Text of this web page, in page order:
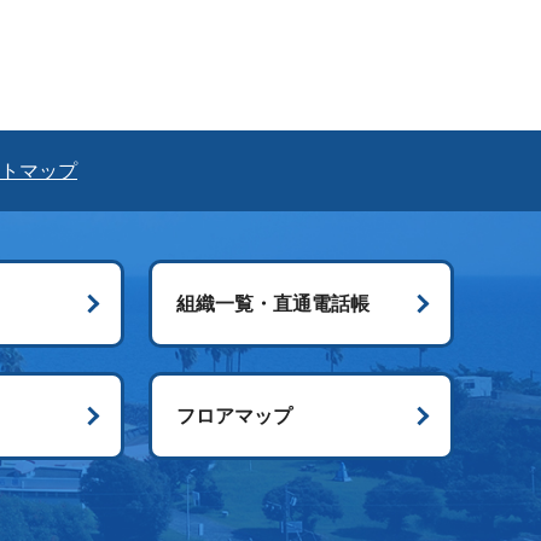
マップ
組織一覧・直通電話帳
フロアマップ